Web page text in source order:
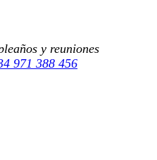
y reuniones
971 388 456